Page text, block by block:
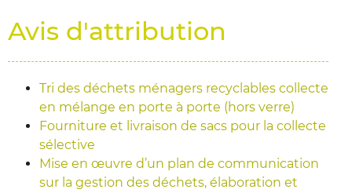
Avis d'attribution
Tri des déchets ménagers recyclables collecte
en mélange en porte à porte (hors verre)
Fourniture et livraison de sacs pour la collecte
sélective
Mise en œuvre d’un plan de communication
sur la gestion des déchets, élaboration et